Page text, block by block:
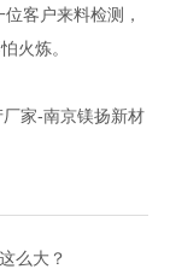
客户来料检测，
火炼。
家-南京镁扬新材
么大？